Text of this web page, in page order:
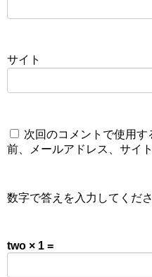
サイト
次回のコメントで使用
前、メールアドレス、サイ
数字で答えを入力してくだ
two × 1 =